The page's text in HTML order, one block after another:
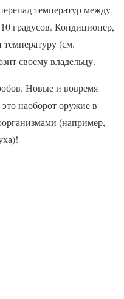
температур между
градусов. Кондиционер,
(см.
своему владельцу.
Новые и вовремя
наоборот оружие в
(например,